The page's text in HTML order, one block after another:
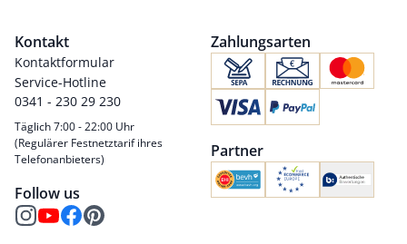
Kontakt
Kontaktformular
Service-Hotline
0341 - 230 29 230
Täglich 7:00 - 22:00 Uhr
(Regulärer Festnetztarif ihres
Telefonanbieters)
Follow us
Zahlungsarten
Partner